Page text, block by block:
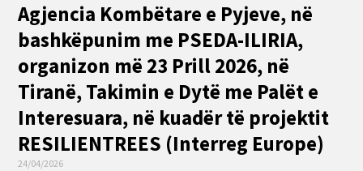
Agjencia Kombëtare e Pyjeve, në
bashkëpunim me PSEDA-ILIRIA,
organizon më 23 Prill 2026, në
Tiranë, Takimin e Dytë me Palët e
Interesuara, në kuadër të projektit
RESILIENTREES (Interreg Europe)
24/04/2026